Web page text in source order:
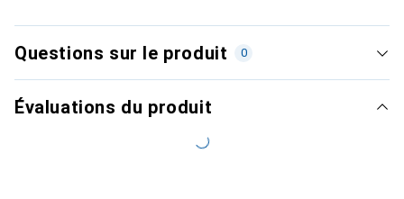
Questions sur le produit 0
Évaluations du produit